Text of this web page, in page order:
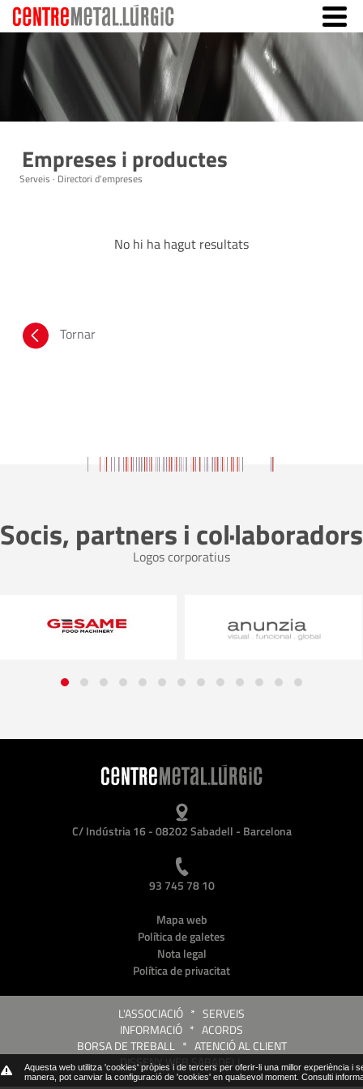
Aquesta web utilitza 'cookies' pròpies i de tercers per oferir-li una millor experiència
manera, pot canviar la configuració de 'cookies' en qualsevol moment. Consulti
Empreses i productes
Serveis · Directori d'empreses
No hi ha hagut resultats
Tornar
Socis, partners i col·laboradors
Logos corporatius
C/ Indústria 16 - 08202 Sabadell - Barcelona
93 745 78 10
Mapa web
Política de galetes
Nota legal
Política de privacitat
L'ASSOCIACIÓ * SERVEIS
INFORMACIÓ * ACORDS
BORSA DE TREBALL* ATENCIÓ AL CLIENT
DISSENY WEB SABADELL